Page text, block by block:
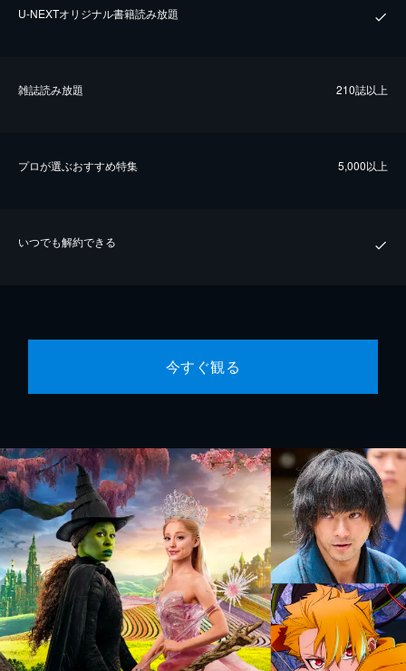
U-NEXTオリジナル書籍読み放題
雑誌読み放題 210誌以上
プロが選ぶおすすめ特集 5,000以上
いつでも解約できる
今すぐ観る